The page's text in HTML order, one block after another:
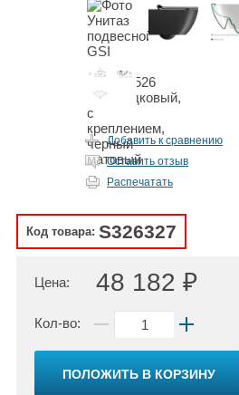
Добавить к сравнению
Оставить отзыв
Распечатать
Код товара: S326327
Цена: 48 182 ₽
Кол-во:
ПОЛОЖИТЬ В КОРЗИНУ